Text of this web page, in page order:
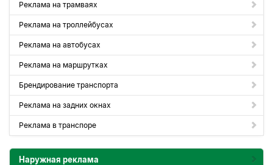
Реклама на трамваях
Реклама на троллейбусах
Реклама на автобусах
Реклама на маршрутках
Брендирование транспорта
Реклама на задних окнах
Реклама в транспоре
Наружная реклама